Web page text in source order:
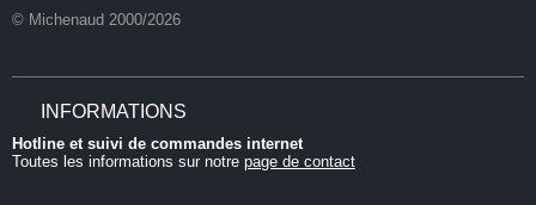
© Michenaud 2000/2026
INFORMATIONS
Hotline et suivi de commandes internet
Toutes les informations sur notre page de contact